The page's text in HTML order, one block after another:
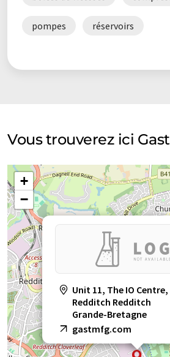
pompes réservoirs
Vous trouverez ici
Unit 11, The IO
Redditch Redditch
Grande-Bretagne
gastmfg.com
+
−